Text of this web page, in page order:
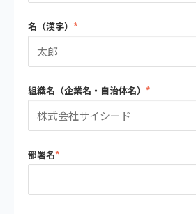
名（漢字） *
組織名（企業名・自治体名） *
部署名*